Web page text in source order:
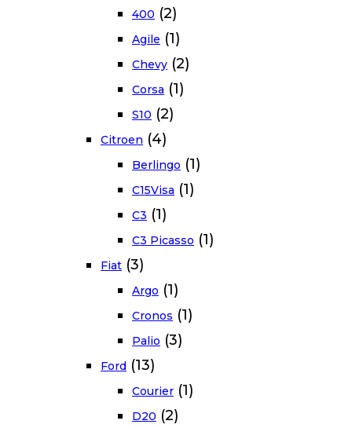
400 (2)
Agile (1)
Chevy (2)
Corsa (1)
S10 (2)
Citroen (4)
Berlingo (1)
C15Visa (1)
C3 (1)
C3 Picasso (1)
Fiat (3)
Argo (1)
Cronos (1)
Palio (3)
Ford (13)
Courier (1)
D20 (2)